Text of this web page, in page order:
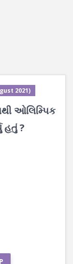
2021)
ઓલિમ્પિક
હતું ?